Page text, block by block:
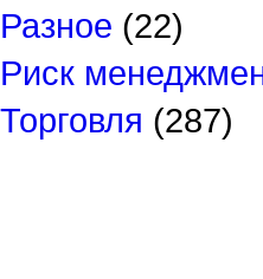
Разное (22)
Риск
Торговля (287)